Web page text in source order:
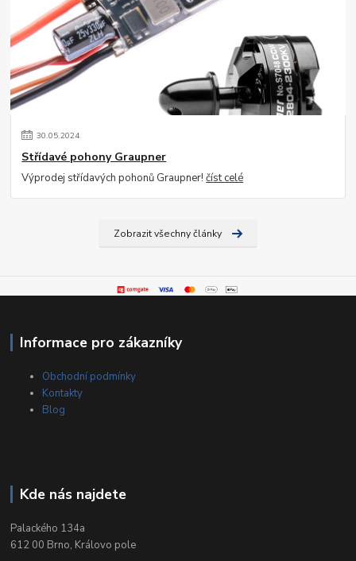
30.05.2024
Střídavé pohony Graupner
Výprodej střídavých pohonů Graupner!číst celé
Zobrazit všechny články
Informace pro zákazníky
Obchodní podmínky
Kontakty
Blog
Kde nás najdete
Palackého 134a
612 00 Brno, Královo pole